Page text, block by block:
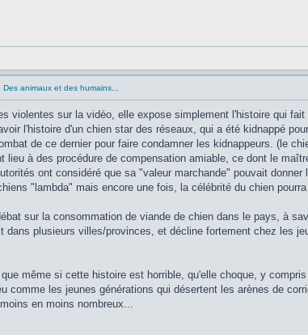
Des animaux et des humains...
violentes sur la vidéo, elle expose simplement l'histoire qui
l'histoire d'un chien star des réseaux, qui a été kidnappé
de ce dernier pour faire condamner les kidnappeurs. (le
lieu à des procédure de compensation amiable, ce dont le
ont considéré que sa "valeur marchande" pouvait
"lambda" mais encore une fois, la célébrité du chien
sur la consommation de viande de chien dans le pays, à
dans plusieurs villes/provinces, et décline fortement chez les
même si cette histoire est horrible, qu'elle choque, y
comme les jeunes générations qui désertent les arènes de
en moins nombreux...